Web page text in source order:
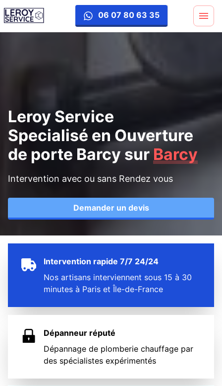
06 07 80 63 35
ouverture-porte
Leroy Service
Specialisé en Ouverture
de porte Barcy sur Barcy
Intervention avec ou sans Rendez vous
Demander un devis
Intervention rapide 7/7 24/24
Nos artisans interviennent sous 15 à 30
minutes à Paris et Île-de-France
Dépanneur réputé
Dépannage de plomberie chauffage par
des spécialistes expérimentés